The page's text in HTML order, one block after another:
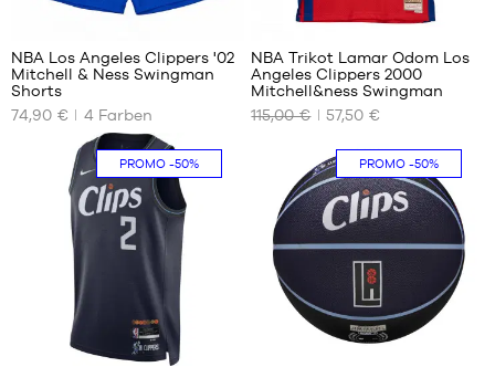
UNSERE
GRÖSSEN
12
NBA Los Angeles Clippers '02
Mitchell & Ness Swingman
Shorts
74,90 €
4Farben
UNSERE
GRÖSSEN
NBA Trikot Lamar Odom Los
Angeles Clippers 2000
Mitchell&ness Swingman
115,00 €
57,50 €
PROMO-50%
39
PROMO-50%